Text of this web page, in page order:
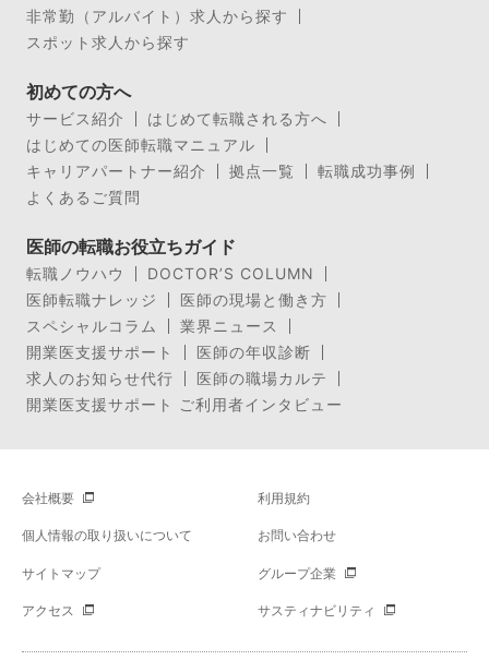
非常勤（アルバイト）求人から探す
スポット求人から探す
初めての方へ
サービス紹介
はじめて転職される方へ
はじめての医師転職マニュアル
キャリアパートナー紹介
拠点一覧
転職成功事例
よくあるご質問
医師の転職お役立ちガイド
転職ノウハウ
DOCTOR’S COLUMN
医師転職ナレッジ
医師の現場と働き方
スペシャルコラム
業界ニュース
開業医支援サポート
医師の年収診断
求人のお知らせ代行
医師の職場カルテ
開業医支援サポート ご利用者インタビュー
会社概要 利用規約
個人情報の取り扱いについて お問い合わせ
サイトマップ グループ企業
アクセス サスティナビリティ